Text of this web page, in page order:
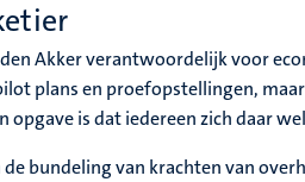
Akker verantwoordelijk voor
plans en proefopstellingen,
opgave is dat iedereen zich daar
bundeling van krachten van